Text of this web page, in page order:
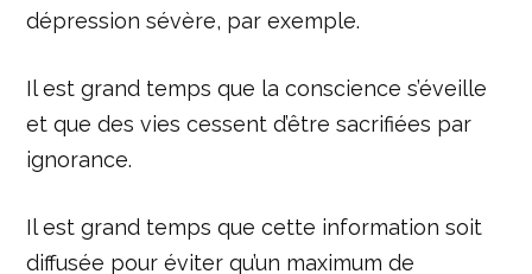
dépression sévère, par exemple.
Il est grand temps que la conscience s’éveille
et que des vies cessent d’être sacrifiées par
ignorance.
Il est grand temps que cette information soit
diffusée pour éviter qu’un maximum de